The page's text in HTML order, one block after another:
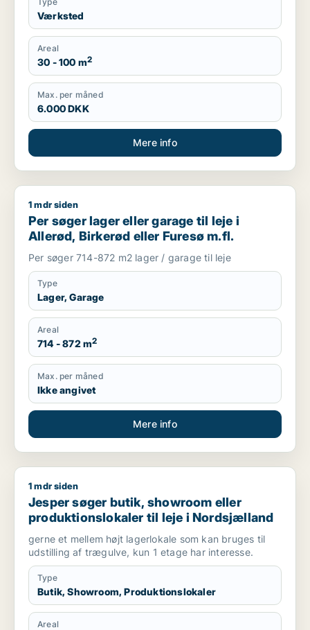
Værksted
Areal
30 - 100 m2
Max. per måned
6.000 DKK
Mere info
Per søger lager eller garage til leje i Allerød, Birkerød eller
1 mdr siden
Per søger lager eller garage til leje i
Allerød, Birkerød eller Furesø m.fl.
Per søger 714-872 m2 lager / garage til leje
Type
Lager, Garage
Areal
714 - 872 m2
Max. per måned
Ikke angivet
Mere info
Jesper søger butik, showroom eller produktionslokaler til
1 mdr siden
Jesper søger butik, showroom eller
produktionslokaler til leje i Nordsjælland
gerne et mellem højt lagerlokale som kan bruges til
udstilling af trægulve, kun 1 etage har interesse.
Type
Butik, Showroom, Produktionslokaler
Areal